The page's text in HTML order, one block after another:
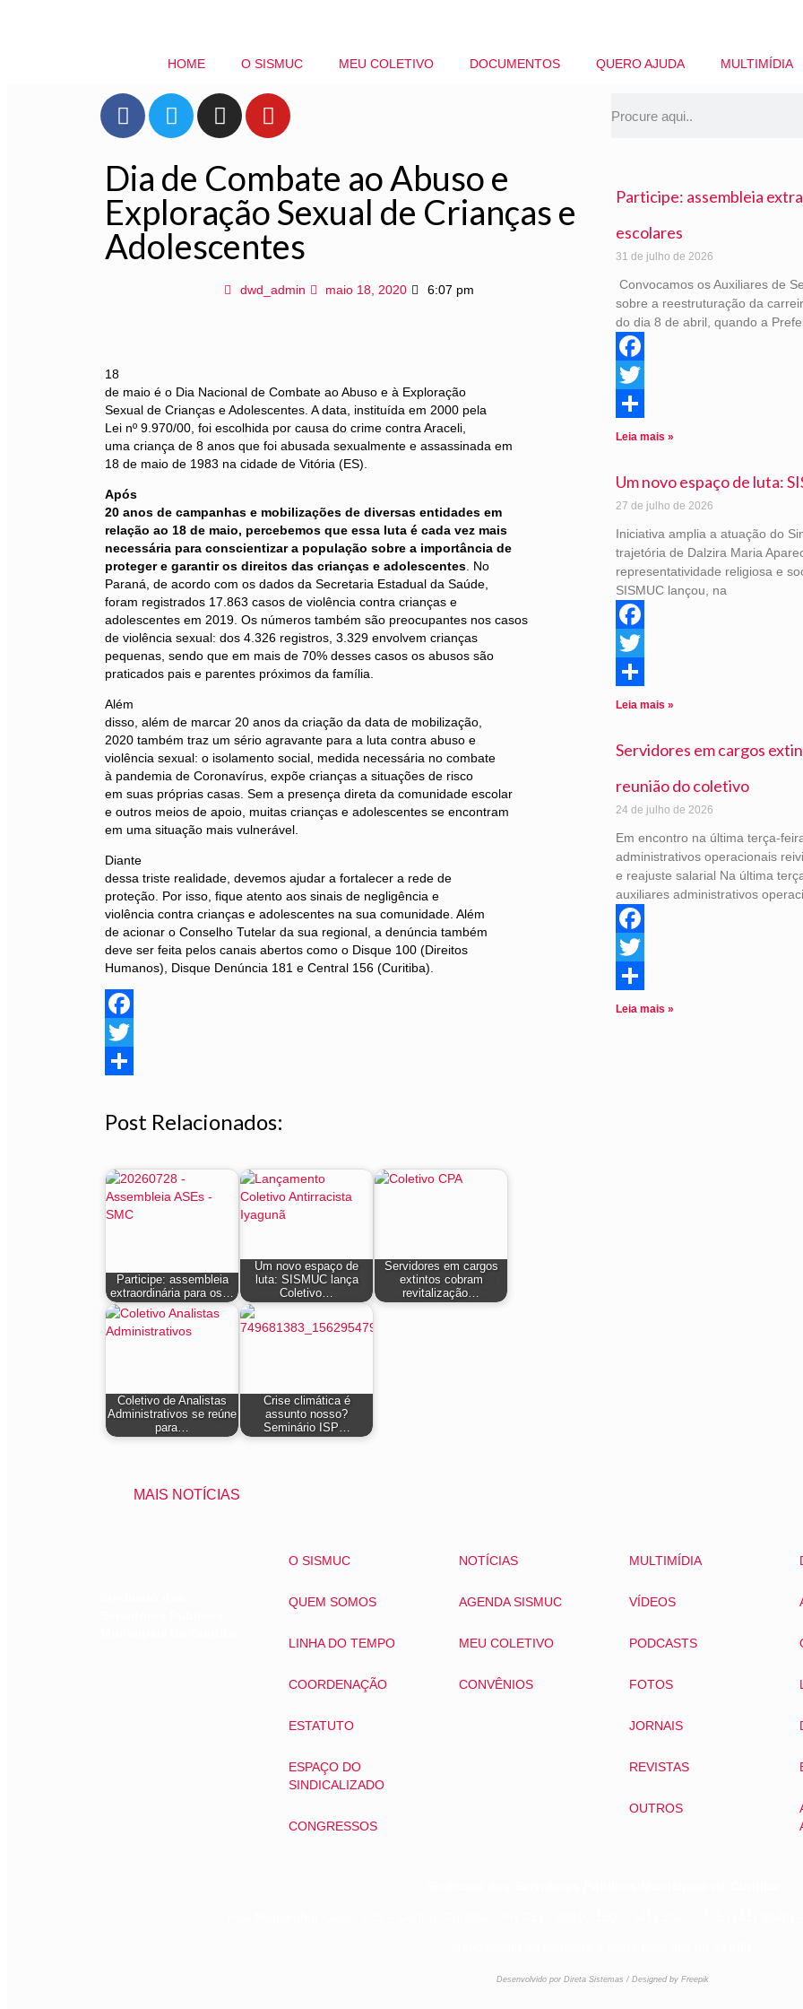
HOME O SISMUC MEU COLETIVO DOCUMENTOS QUERO AJUDA MULTIMÍDIA
Dia de Combate ao Abuso e
Exploração Sexual de Crianças e
Adolescentes
dwd_admin maio 18, 2020 6:07 pm
18
de maio é o Dia Nacional de Combate ao Abuso e à Exploração
Sexual de Crianças e Adolescentes. A data, instituída em 2000 pela
Lei nº 9.970/00, foi escolhida por causa do crime contra Araceli,
uma criança de 8 anos que foi abusada sexualmente e assassinada em
18 de maio de 1983 na cidade de Vitória (ES).
Após
20 anos de campanhas e mobilizações de diversas entidades em
relação ao 18 de maio, percebemos que essa luta é cada vez mais
necessária para conscientizar a população sobre a importância de
proteger e garantir os direitos das crianças e adolescentes . No
Paraná, de acordo com os dados da Secretaria Estadual da Saúde,
foram registrados 17.863 casos de violência contra crianças e
adolescentes em 2019. Os números também são preocupantes nos casos
de violência sexual: dos 4.326 registros, 3.329 envolvem crianças
pequenas, sendo que em mais de 70% desses casos os abusos são
praticados pais e parentes próximos da família.
Além
disso, além de marcar 20 anos da criação da data de mobilização,
2020 também traz um sério agravante para a luta contra abuso e
violência sexual: o isolamento social, medida necessária no combate
à pandemia de Coronavírus, expõe crianças a situações de risco
em suas próprias casas. Sem a presença direta da comunidade escolar
e outros meios de apoio, muitas crianças e adolescentes se encontram
em uma situação mais vulnerável.
Diante
dessa triste realidade, devemos ajudar a fortalecer a rede de
proteção. Por isso, fique atento aos sinais de negligência e
violência contra crianças e adolescentes na sua comunidade. Além
de acionar o Conselho Tutelar da sua regional, a denúncia também
deve ser feita pelos canais abertos como o Disque 100 (Direitos
Humanos), Disque Denúncia 181 e Central 156 (Curitiba).
Facebook
Twitter
Post Relacionados:
Participe: assembleia
extraordinária para os…
Um novo espaço de
luta: SISMUC lança
Coletivo…
Servidores em cargos
extintos cobram
revitalização…
Coletivo de Analistas
Administrativos se reúne
para…
Crise climática é
assunto nosso?
Seminário ISP…
MAIS NOTÍCIAS
Participe: assembleia
escolares
31 de julho de 2026
Convocamos os Auxiliares de
sobre a reestruturação da
do dia 8 de abril, quando a
Facebook
Twitter
Share
Leia mais »
Um novo espaço de luta:
27 de julho de 2026
Iniciativa amplia a atuação do
trajetória de Dalzira Maria
representatividade religiosa e
SISMUC lançou, na
Facebook
Twitter
Share
Leia mais »
Servidores em cargos
reunião do coletivo
24 de julho de 2026
Em encontro na última terça-
administrativos operacionais
e reajuste salarial Na última
auxiliares administrativos
Facebook
Twitter
Share
Leia mais »
O SISMUC
QUEM SOMOS
LINHA DO TEMPO
COORDENAÇÃO
ESTATUTO
ESPAÇO DO
SINDICALIZADO
CONGRESSOS
NOTÍCIAS
AGENDA SISMUC
MEU COLETIVO
CONVÊNIOS
MULTIMÍDIA
VÍDEOS
PODCASTS
FOTOS
JORNAIS
REVISTAS
OUTROS
Desenvolvido por Direta Sistemas / Designed by Freepik